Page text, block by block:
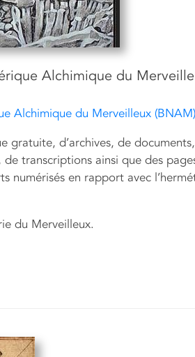
Alchimique du
Alchimique du Merveilleux (BNAM)
gratuite, d’archives, de
transcriptions ainsi que des
numérisés en rapport avec
du Merveilleux.